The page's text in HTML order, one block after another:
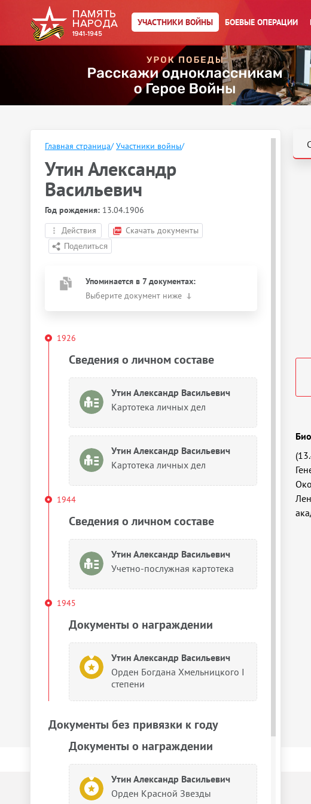
УЧАСТНИКИ ВОЙНЫ БОЕВЫЕ ОПЕРАЦИИ
Главная страница/ Участники войны/
Утин Александр
Васильевич
Год рождения: 13.04.1906
Действия
Скачать документы
Упоминается в 7 документах:
Выберите документ ниже
1926
Сведения о личном составе
Утин Александр Васильевич
Картотека личных дел
Утин Александр Васильевич
Картотека личных дел
1944
Сведения о личном составе
Утин Александр Васильевич
Учетно-послужная картотека
1945
Документы о награждении
Утин Александр Васильевич
Орден Богдана Хмельницкого I
степени
Документы без привязки к году
Документы о награждении
Утин Александр Васильевич
Орден Красной Звезды